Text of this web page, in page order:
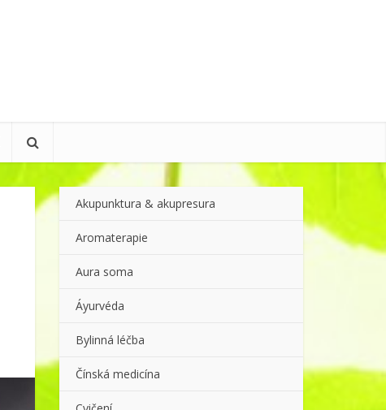
Akupunktura & akupresura
Aromaterapie
Aura soma
Áyurvéda
Bylinná léčba
Čínská medicína